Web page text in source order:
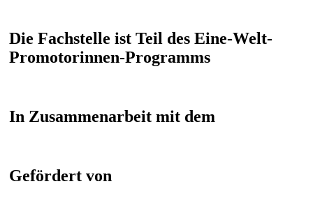
Die Fachstelle ist Teil des Eine-Welt-
Promotorinnen-Programms
In Zusammenarbeit mit dem
Gefördert von